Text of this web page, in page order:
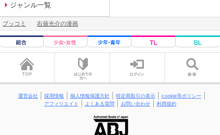
ジャンル一覧
ブッコミ 右薙光介の漫画
運営会社 採用情報 個人情報保護方針 特定商取引の表示
cookie等ポリシー
アフィリエイト
よくある質問 お問い合わせ 利用規約